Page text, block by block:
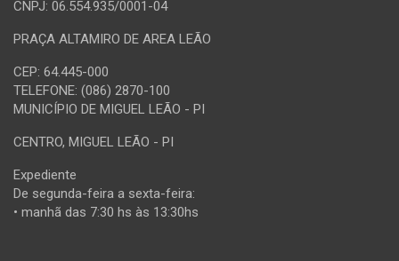
CNPJ: 06.554.935/0001-04
PRAÇA ALTAMIRO DE AREA LEÃO
CEP: 64.445-000
TELEFONE: (086) 2870-100
MUNICÍPIO DE MIGUEL LEÃO - PI
CENTRO, MIGUEL LEÃO - PI
Expediente
De segunda-feira a sexta-feira:
• manhã das 7:30 hs às 13:30hs